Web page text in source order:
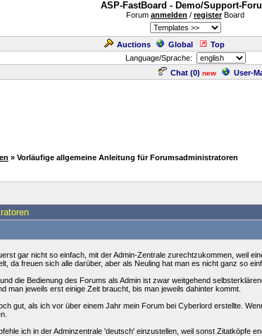
ASP-FastBoard - Demo/Support-
Forum anmelden / registerBoard
Auctions Global Top
Language/Sprache:
Chat (0) new User-
» Vorläufige allgemeine Anleitung für Forumsadministratoren
gar nicht so einfach, mit der Admin-Zentrale zurechtzukommen, weil
da freuen sich alle darüber, aber als Neuling hat man es nicht ganz so
die Bedienung des Forums als Admin ist zwar weitgehend
man jeweils erst einige Zeit braucht, bis man jeweils dahinter kommt.
gut, als ich vor über einem Jahr mein Forum bei Cyberlord erstellte.
ich in der Adminzentrale 'deutsch' einzustellen, weil sonst Zitatköpfe